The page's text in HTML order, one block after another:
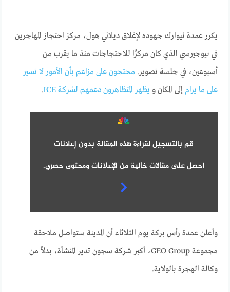
يكرر عمدة نيوارك جهوده لإغلاق ديلاني هول، مركز احتجاز المهاجرين
في نيوجيرسي الذي كان مركزًا للاحتجاجات منذ ما يقرب من
أسبوعين، في جلسة تصوير. محتجون على مزاعم بأن الأمور لا تسير
على ما يرام إلى المكان و يظهر المتظاهرون دعمهم لشركة ICE .
قم بالتسجيل لقراءة هذه المقالة بدون إعلانات
احصل على مقالات خالية من الإعلانات ومحتوى حصري.
وأعلن عمدة رأس بركة يوم الثلاثاء أن المدينة ستواصل ملاحقة
مجموعة GEO Group، أكبر شركة سجون تدير المنشأة، بدلاً من
وكالة الهجرة بالولاية.